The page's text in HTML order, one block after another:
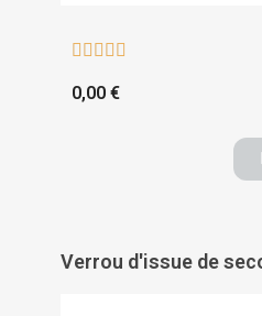
    
0,00 €